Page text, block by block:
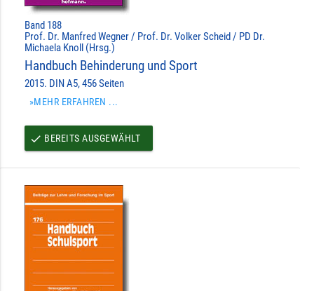
Band 188
Prof. Dr. Manfred Wegner / Prof. Dr. Volker Scheid / PD Dr.
Michaela Knoll (Hrsg.)
Handbuch Behinderung und Sport
2015. DIN A5, 456 Seiten
»MEHR ERFAHREN ...
done BEREITS AUSGEWÄHLT